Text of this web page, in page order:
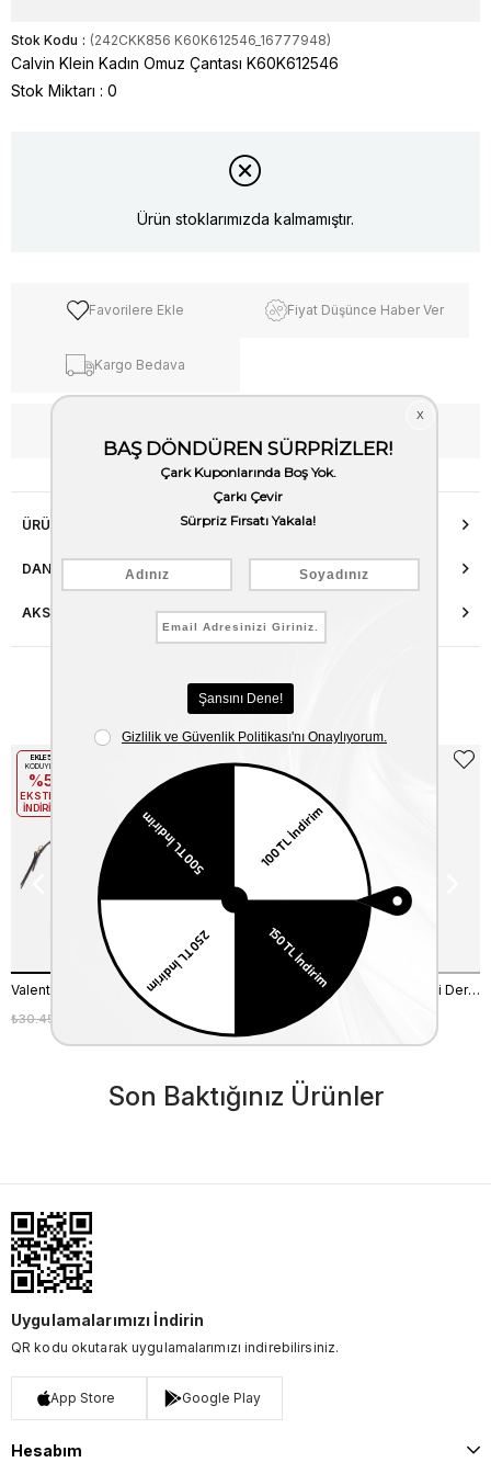
Stok Kodu (242CKK856 K60K612546_16777948)
Calvin Klein Kadın Omuz Çantası K60K612546
Stok Miktarı : 0
Ürün stoklarımızda kalmamıştır.
Favorilere Ekle Fiyat Düşünce Haber Ver
Kargo Bedava
ÜRÜN ÖZELLIKLERI
DANIŞMA HATTI
AKSESUAR ONARIMI
Benzer Ürünler
₺27.405,00
₺30.450,00 %10
EKLE5
KODUYLA
%5
EKSTRA
İNDİRİM
Valentino Orlandi Kadın Hakiki Deri Bordo Omuz Çantası
₺20.450,00
KODUYLA
%5
Son Baktığınız Ürünler
Uygulamalarımızı İndirin
QR kodu okutarak uygulamalarımızı indirebilirsiniz.
App Store Google Play
Hesabım